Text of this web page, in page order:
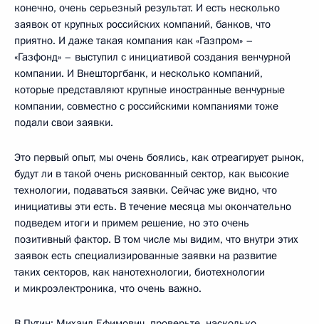
конечно, очень серьезный результат. И есть несколько
заявок от крупных российских компаний, банков, что
приятно. И даже такая компания как «Газпром» –
«Газфонд» – выступил с инициативой создания венчурной
компании. И Внешторгбанк, и несколько компаний,
которые представляют крупные иностранные венчурные
компании, совместно с российскими компаниями тоже
подали свои заявки.
Это первый опыт, мы очень боялись, как отреагирует рынок,
будут ли в такой очень рискованный сектор, как высокие
технологии, подаваться заявки. Сейчас уже видно, что
инициативы эти есть. В течение месяца мы окончательно
подведем итоги и примем решение, но это очень
позитивный фактор. В том числе мы видим, что внутри этих
заявок есть специализированные заявки на развитие
таких секторов, как нанотехнологии, биотехнологии
и микроэлектроника, что очень важно.